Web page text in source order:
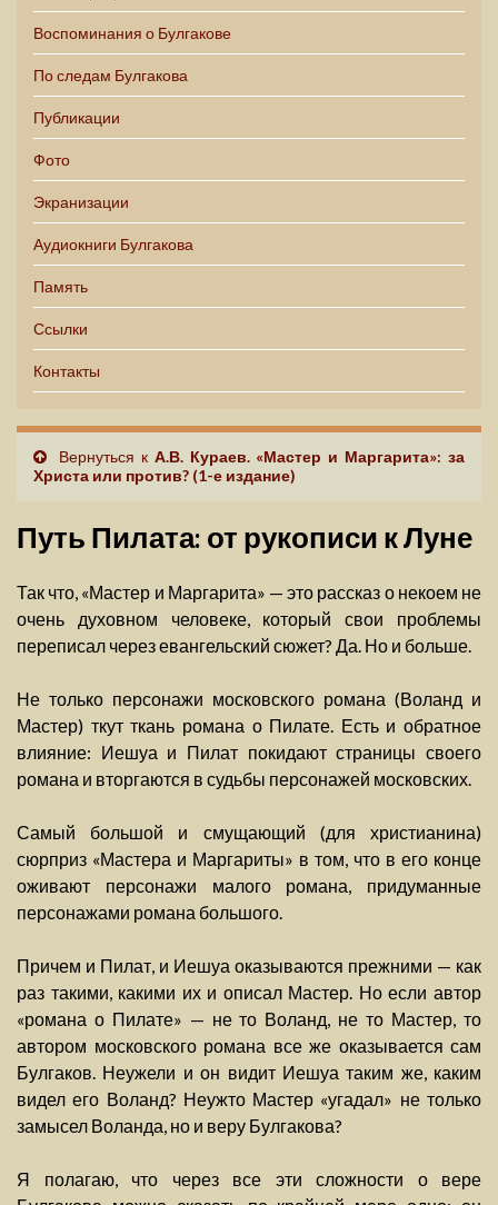
Воспоминания о Булгакове
По следам Булгакова
Публикации
Фото
Экранизации
Аудиокниги Булгакова
Память
Ссылки
Контакты
Вернуться к А.В. Кураев. «Мастер и Маргарита»: за
Христа или против? (1-е издание)
Путь Пилата: от рукописи к Луне
Так что, «Мастер и Маргарита» — это рассказ о некоем не
очень духовном человеке, который свои проблемы
переписал через евангельский сюжет? Да. Но и больше.
Не только персонажи московского романа (Воланд и
Мастер) ткут ткань романа о Пилате. Есть и обратное
влияние: Иешуа и Пилат покидают страницы своего
романа и вторгаются в судьбы персонажей московских.
Самый большой и смущающий (для христианина)
сюрприз «Мастера и Маргариты» в том, что в его конце
оживают персонажи малого романа, придуманные
персонажами романа большого.
Причем и Пилат, и Иешуа оказываются прежними — как
раз такими, какими их и описал Мастер. Но если автор
«романа о Пилате» — не то Воланд, не то Мастер, то
автором московского романа все же оказывается сам
Булгаков. Неужели и он видит Иешуа таким же, каким
видел его Воланд? Неужто Мастер «угадал» не только
замысел Воланда, но и веру Булгакова?
Я полагаю, что через все эти сложности о вере